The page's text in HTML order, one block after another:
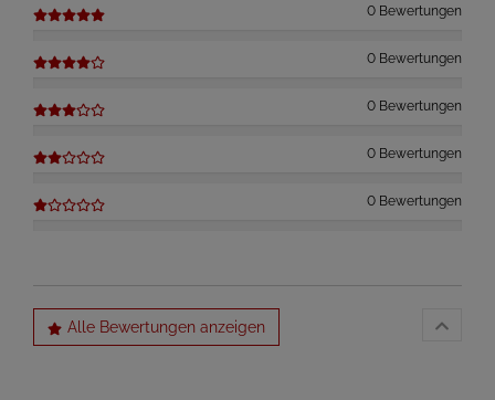
0 Bewertungen
0 Bewertungen
0 Bewertungen
0 Bewertungen
0 Bewertungen
Alle Bewertungen anzeigen